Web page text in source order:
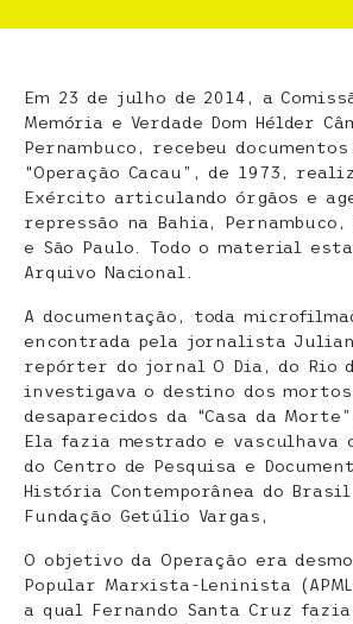
Em 23 de julho de 2014, a
Memória e Verdade Dom Hélder
Pernambuco, recebeu
“Operação Cacau”, de 1973,
Exército articulando órgãos e
repressão na Bahia,
e São Paulo. Todo o material
Arquivo Nacional.
A documentação, toda
encontrada pela jornalista
repórter do jornal O Dia, do Rio
investigava o destino dos mortos
desaparecidos da “Casa da
Ela fazia mestrado e vasculhava
do Centro de Pesquisa e
História Contemporânea do Brasil
Fundação Getúlio Vargas,
O objetivo da Operação era
Popular Marxista-Leninista
a qual Fernando Santa Cruz